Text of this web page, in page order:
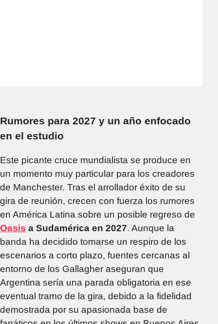
Rumores para 2027 y un año enfocado
en el estudio
Este picante cruce mundialista se produce en
un momento muy particular para los creadores
de Manchester. Tras el arrollador éxito de su
gira de reunión, crecen con fuerza los rumores
en América Latina sobre un posible regreso de
Oasis a Sudamérica en 2027. Aunque la
banda ha decidido tomarse un respiro de los
escenarios a corto plazo, fuentes cercanas al
entorno de los Gallagher aseguran que
Argentina sería una parada obligatoria en ese
eventual tramo de la gira, debido a la fidelidad
demostrada por su apasionada base de